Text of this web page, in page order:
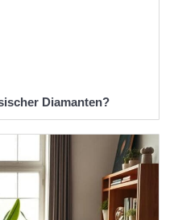
Diamanten?